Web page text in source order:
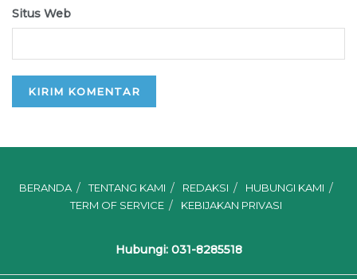
Situs Web
BERANDA TENTANG KAMI REDAKSI
HUBUNGI KAMI
TERM OF SERVICE
KEBIJAKAN PRIVASI
Hubungi: 031-8285518